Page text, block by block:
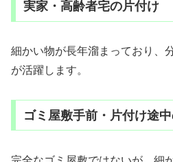
実家・高齢者宅の片付け
細かい物が長年溜まっており、
が活躍します。
ゴミ屋敷手前・片付け途